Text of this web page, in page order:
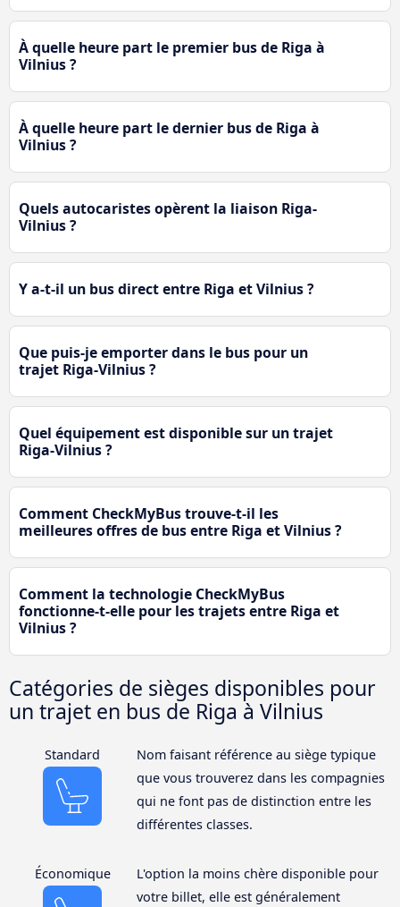
À quelle heure part le premier bus de Riga à
Vilnius ?
À quelle heure part le dernier bus de Riga à
Vilnius ?
Quels autocaristes opèrent la liaison Riga-
Vilnius ?
Y a-t-il un bus direct entre Riga et Vilnius ?
Que puis-je emporter dans le bus pour un
trajet Riga-Vilnius ?
Quel équipement est disponible sur un trajet
Riga-Vilnius ?
Comment CheckMyBus trouve-t-il les
meilleures offres de bus entre Riga et Vilnius ?
Comment la technologie CheckMyBus
fonctionne-t-elle pour les trajets entre Riga et
Vilnius ?
Catégories de sièges disponibles pour
un trajet en bus de Riga à Vilnius
Standard
Nom faisant référence au siège typique
que vous trouverez dans les compagnies
qui ne font pas de distinction entre les
différentes classes.
Économique
L'option la moins chère disponible pour
votre billet, elle est généralement